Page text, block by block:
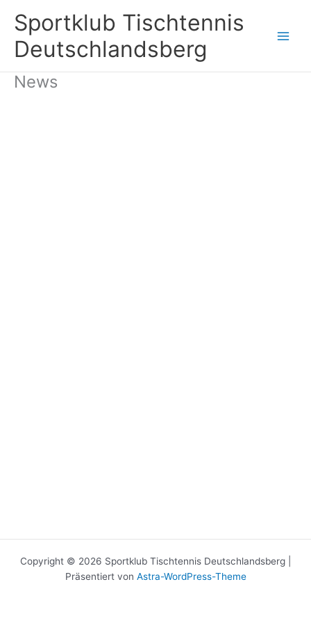
Inhalt
springen
Sportklub Tischtennis
Deutschlandsberg
News
Copyright © 2026 Sportklub Tischtennis Deutschlandsberg |
Präsentiert von Astra-WordPress-Theme